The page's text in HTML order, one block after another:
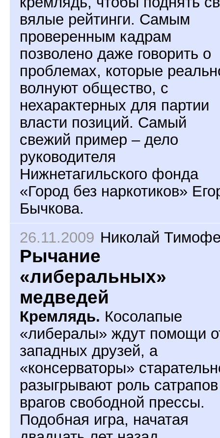
вялые рейтинги. Самым
проверенным кадрам
позволено даже говорить о
проблемах, которые
волнуют общество, с
нехарактерных для партии
власти позиций. Самый
свежий пример – дело
руководителя
Нижнетагильского фонда
«Город без наркотиков»
Бычкова.
26.11.2009 Николай
Рычание
«либеральных»
медведей
Кремлядь. Косолапые
«либералы» ждут помощи
западных друзей, а
«консерваторы»
разыгрывают роль
врагов свободной прессы.
Подобная игра, начатая